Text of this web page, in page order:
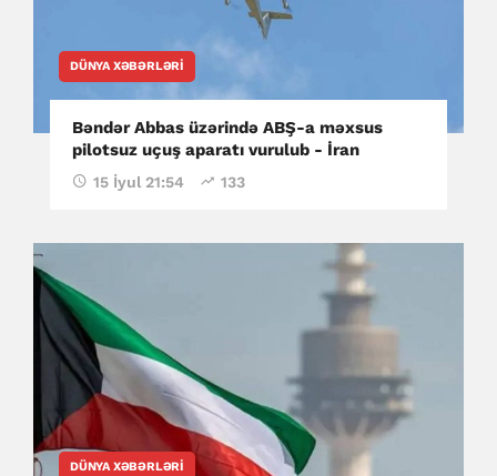
DÜNYA XƏBƏRLƏRI
Bəndər Abbas üzərində ABŞ-a məxsus
pilotsuz uçuş aparatı vurulub - İran
15 İyul 21:54 133
DÜNYA XƏBƏRLƏRI